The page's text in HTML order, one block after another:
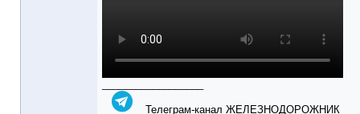
Телеграм-канал ЖЕЛЕЗНОДОРОЖНИК